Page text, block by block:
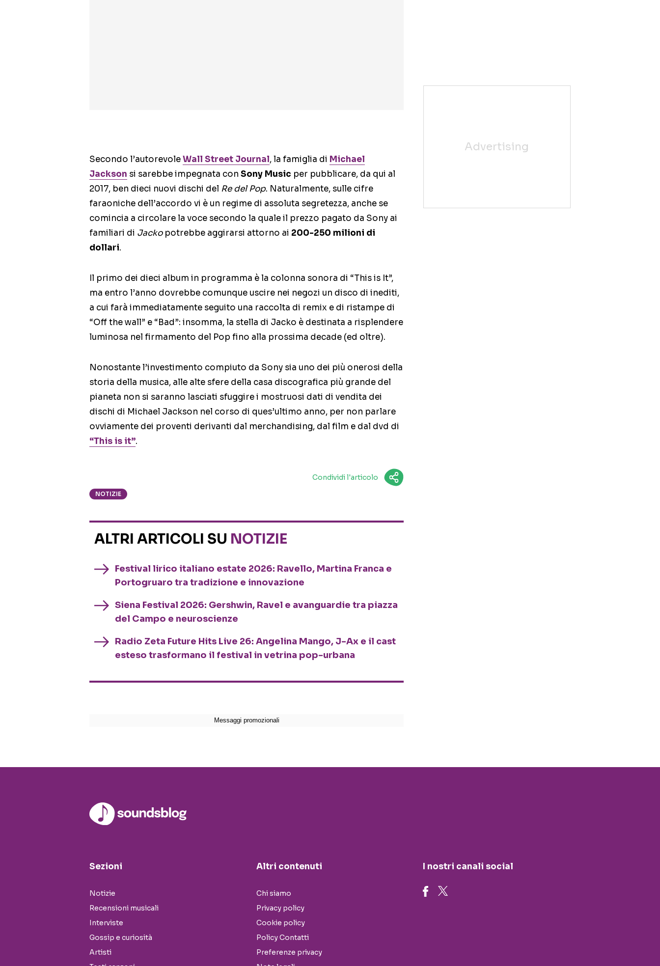
Secondo l’autorevoleWall Street Journal, la famiglia di Michael
Jackson si sarebbe impegnata con Sony Music per pubblicare, da qui al
2017, ben dieci nuovi dischi del Re del Pop. Naturalmente, sulle cifre
faraoniche dell’accordo vi è un regime di assoluta segretezza, anche se
comincia a circolare la voce secondo la quale il prezzo pagato da Sony ai
familiari di Jackopotrebbe aggirarsi attorno ai 200-250 milioni di
dollari.
Il primo dei dieci album in programma è la colonna sonora di “This is It”,
ma entro l’anno dovrebbe comunque uscire nei negozi un disco di inediti,
a cui farà immediatamente seguito una raccolta di remix e di ristampe di
“Off the wall” e “Bad”: insomma, la stella di Jacko è destinata a risplendere
luminosa nel firmamento del Pop fino alla prossima decade (ed oltre).
Nonostante l’investimento compiuto da Sony sia uno dei più onerosi della
storia della musica, alle alte sfere della casa discografica più grande del
pianeta non si saranno lasciati sfuggire i mostruosi dati di vendita dei
dischi di Michael Jackson nel corso di ques’ultimo anno, per non parlare
ovviamente dei proventi derivanti dal merchandising, dal film e dal dvd di
“This is it”.
Condividi l'articolo
NOTIZIE
ALTRI ARTICOLI SU NOTIZIE
Festival lirico italiano estate 2026: Ravello, Martina Franca e
Portogruaro tra tradizione e innovazione
Siena Festival 2026: Gershwin, Ravel e avanguardie tra piazza
del Campo e neuroscienze
Radio Zeta Future Hits Live 26: Angelina Mango, J-Ax e il cast
esteso trasformano il festival in vetrina pop-urbana
Sezioni
Notizie
Recensioni musicali
Interviste
Gossip e curiosità
Artisti
Altri contenuti
Chi siamo
Privacy policy
Cookie policy
Policy Contatti
Preferenze privacy
I nostri canali social